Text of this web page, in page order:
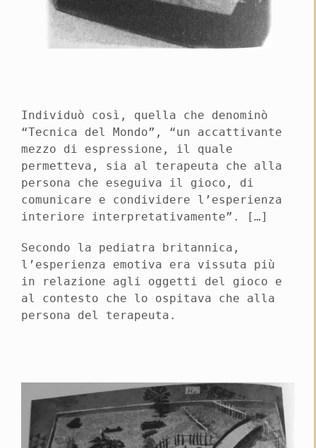
Individuò così, quella che denominò
“Tecnica del Mondo”, “un accattivante
mezzo di espressione, il quale
permetteva, sia al terapeuta che alla
persona che eseguiva il gioco, di
comunicare e condividere l’esperienza
interiore interpretativamente”. […]
Secondo la pediatra britannica,
l’esperienza emotiva era vissuta più
in relazione agli oggetti del gioco e
al contesto che lo ospitava che alla
persona del terapeuta.